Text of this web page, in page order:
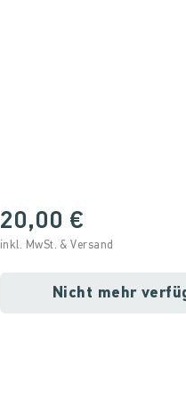
20,00 €
inkl. MwSt. & Versand
Nicht mehr